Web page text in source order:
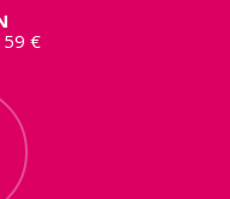
59 €